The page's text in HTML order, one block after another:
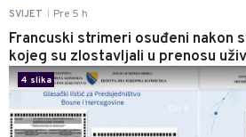
SVIJET Pre 5 h
Francuski strimeri osuđeni nakon
kojeg su zlostavljali u prenosu
4 slika